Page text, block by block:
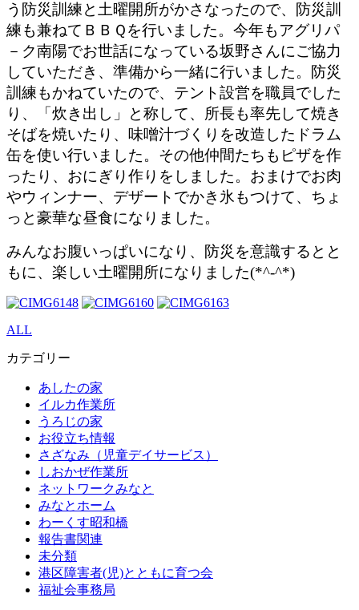
う防災訓練と土曜開所がかさなったので、防災訓
練も兼ねてＢＢＱを行いました。今年もアグリパ
－ク南陽でお世話になっている坂野さんにご協力
していただき、準備から一緒に行いました。防災
訓練もかねていたので、テント設営を職員でした
り、「炊き出し」と称して、所長も率先して焼き
そばを焼いたり、味噌汁づくりを改造したドラム
缶を使い行いました。その他仲間たちもピザを作
ったり、おにぎり作りをしました。おまけでお肉
やウィンナー、デザートでかき氷もつけて、ちょ
っと豪華な昼食になりました。
みんなお腹いっぱいになり、防災を意識するとと
もに、楽しい土曜開所になりました(*^-^*)
ALL
カテゴリー
あしたの家
イルカ作業所
うろじの家
お役立ち情報
さざなみ（児童デイサービス）
しおかぜ作業所
ネットワークみなと
みなとホーム
わーくす昭和橋
報告書関連
未分類
港区障害者(児)とともに育つ会
福祉会事務局